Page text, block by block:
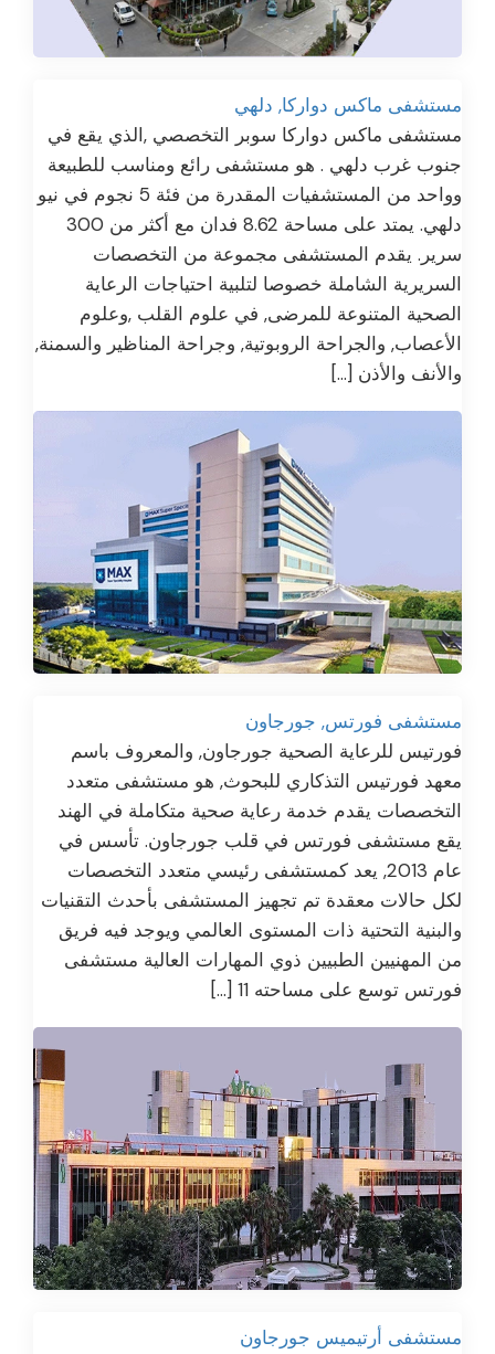
مستشفى ماكس دواركا, دلهي
مستشفى ماكس دواركا سوبر التخصصي ,الذي يقع في
جنوب غرب دلهي . هو مستشفى رائع ومناسب للطبيعة
وواحد من المستشفيات المقدرة من فئة 5 نجوم في نيو
دلهي. يمتد على مساحة 8.62 فدان مع أكثر من 300
سرير. يقدم المستشفى مجموعة من التخصصات
السريرية الشاملة خصوصا لتلبية احتياجات الرعاية
الصحية المتنوعة للمرضى, في علوم القلب ,وعلوم
الأعصاب, والجراحة الروبوتية, وجراحة المناظير والسمنة,
والأنف والأذن […]
مستشفى فورتس, جورجاون
فورتيس للرعاية الصحية جورجاون, والمعروف باسم
معهد فورتيس التذكاري للبحوث, هو مستشفى متعدد
التخصصات يقدم خدمة رعاية صحية متكاملة في الهند
يقع مستشفى فورتس في قلب جورجاون. تأسس في
عام 2013, يعد كمستشفى رئيسي متعدد التخصصات
لكل حالات معقدة تم تجهيز المستشفى بأحدث التقنيات
والبنية التحتية ذات المستوى العالمي ويوجد فيه فريق
من المهنيين الطبيين ذوي المهارات العالية مستشفى
فورتس توسع على مساحته 11 […]
مستشفى أرتيميس جورجاون